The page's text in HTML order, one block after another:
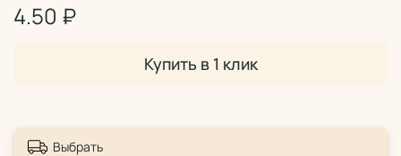
4.50 ₽
Купить в 1 клик
Выбрать